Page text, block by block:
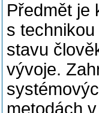
Předmět je
s
stavu
vývoje.
metodách